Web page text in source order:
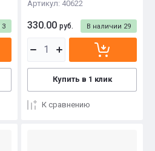
3
Артикул: 40622
В наличии 29
330.00 руб.
Купить в 1 клик
К сравнению